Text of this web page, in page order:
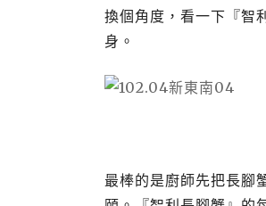
換個角度，看一下『智
身。
最棒的是廚師先把長腳